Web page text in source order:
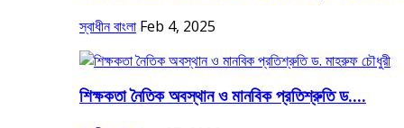
স্বাধীন বাংলা Feb 4, 2025
শিক্ষকতা নৈতিক অবস্থান ও মানবিক প্রতিশ্রুতি ড....